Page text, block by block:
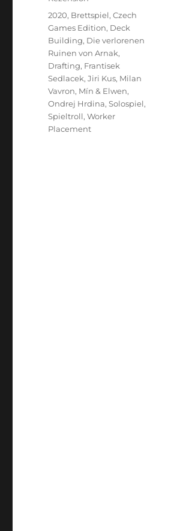
Schlagwörter
2020, Brettspiel,Czech
Games Edition, Deck
Building, Die verlorenen
Ruinen von Arnak,
Drafting, Frantisek
Sedlacek,Jiri Kus, Milan
Vavron, Mín & Elwen,
Ondrej Hrdina,Solospiel,
Spieltroll,Worker
Placement